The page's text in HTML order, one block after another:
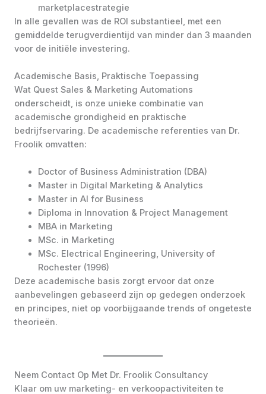
marketplacestrategie
In alle gevallen was de ROI substantieel, met een
gemiddelde terugverdientijd van minder dan 3 maanden
voor de initiële investering.
Academische Basis, Praktische Toepassing
Wat Quest Sales & Marketing Automations
onderscheidt, is onze unieke combinatie van
academische grondigheid en praktische
bedrijfservaring. De academische referenties van Dr.
Froolik omvatten:
Doctor of Business Administration (DBA)
Master in Digital Marketing & Analytics
Master in AI for Business
Diploma in Innovation & Project Management
MBA in Marketing
MSc. in Marketing
MSc. Electrical Engineering, University of
Rochester (1996)
Deze academische basis zorgt ervoor dat onze
aanbevelingen gebaseerd zijn op gedegen onderzoek
en principes, niet op voorbijgaande trends of ongeteste
theorieën.
Neem Contact Op Met Dr. Froolik Consultancy
Klaar om uw marketing- en verkoopactiviteiten te